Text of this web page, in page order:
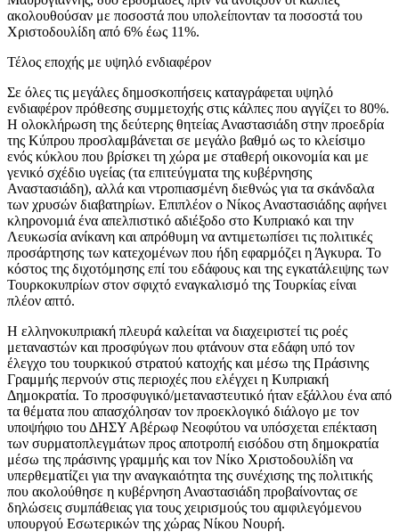
ακολουθούσαν με ποσοστά που υπολείπονταν τα ποσοστά του
Χριστοδουλίδη από 6% έως 11%.
Τέλος εποχής με υψηλό ενδιαφέρον
Σε όλες τις μεγάλες δημοσκοπήσεις καταγράφεται υψηλό
ενδιαφέρον πρόθεσης συμμετοχής στις κάλπες που αγγίζει το 80%.
Η ολοκλήρωση της δεύτερης θητείας Αναστασιάδη στην προεδρία
της Κύπρου προσλαμβάνεται σε μεγάλο βαθμό ως το κλείσιμο
ενός κύκλου που βρίσκει τη χώρα με σταθερή οικονομία και με
γενικό σχέδιο υγείας (τα επιτεύγματα της κυβέρνησης
Αναστασιάδη), αλλά και ντροπιασμένη διεθνώς για τα σκάνδαλα
των χρυσών διαβατηρίων. Επιπλέον ο Νίκος Αναστασιάδης αφήνει
κληρονομιά ένα απελπιστικό αδιέξοδο στο Κυπριακό και την
Λευκωσία ανίκανη και απρόθυμη να αντιμετωπίσει τις πολιτικές
προσάρτησης των κατεχομένων που ήδη εφαρμόζει η Άγκυρα. Το
κόστος της διχοτόμησης επί του εδάφους και της εγκατάλειψης των
Τουρκοκυπρίων στον σφιχτό εναγκαλισμό της Τουρκίας είναι
πλέον απτό.
Η ελληνοκυπριακή πλευρά καλείται να διαχειριστεί τις ροές
μεταναστών και προσφύγων που φτάνουν στα εδάφη υπό τον
έλεγχο του τουρκικού στρατού κατοχής και μέσω της Πράσινης
Γραμμής περνούν στις περιοχές που ελέγχει η Κυπριακή
Δημοκρατία. Το προσφυγικό/μεταναστευτικό ήταν εξάλλου ένα από
τα θέματα που απασχόλησαν τον προεκλογικό διάλογο με τον
υποψήφιο του ΔΗΣΥ Αβέρωφ Νεοφύτου να υπόσχεται επέκταση
των συρματοπλεγμάτων προς αποτροπή εισόδου στη δημοκρατία
μέσω της πράσινης γραμμής και τον Νίκο Χριστοδουλίδη να
υπερθεματίζει για την αναγκαιότητα της συνέχισης της πολιτικής
που ακολούθησε η κυβέρνηση Αναστασιάδη προβαίνοντας σε
δηλώσεις συμπάθειας για τους χειρισμούς του αμφιλεγόμενου
υπουργού Εσωτερικών της χώρας Νίκου Νουρή.